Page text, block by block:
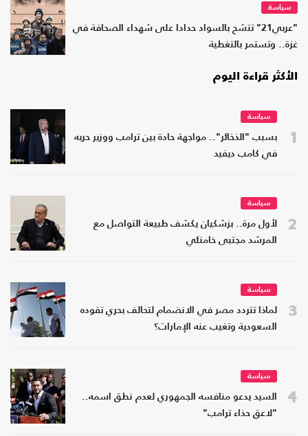
سياسة
"عربي21" تتشح بالسواد حدادا على شهداء الصحافة في
غزة.. وتستمر بالتغطية
الأكثر قراءة اليوم
1
سياسة
بسبب "الذخائر".. مواجهة حادة بين ترامب ووزير حربه
في كامب ديفيد
2
سياسة
لأول مرة.. بزشكيان يكشف طبيعة التواصل مع
المرشد مجتبى خامنئي
3
سياسة
لماذا تتردد مصر في الانضمام لتحالف بحري تقوده
السعودية وتغيب عنه الإمارات؟
4
سياسة
السيد يدعو منافسه الجمهوري لعدم نطق اسمه..
"لاعق حذاء ترامب"